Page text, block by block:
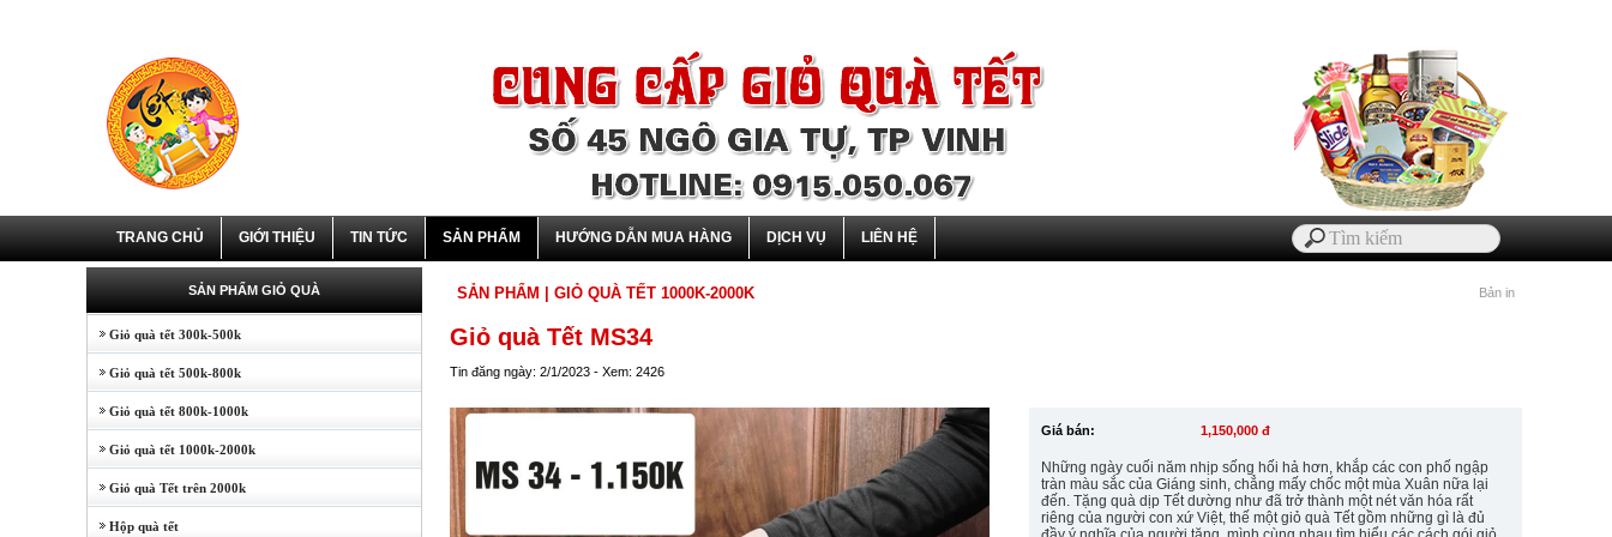
TRANG CHỦ GIỚI THIỆU TIN TỨC SẢN PHẨM HƯỚNG DẪN MUA HÀNG DỊCH VỤ LIÊN HỆ
SẢN PHẨM GIỎ QUÀ
Giỏ quà tết 300k-500k
Giỏ quà tết 500k-800k
Giỏ quà tết 800k-1000k
Giỏ quà tết 1000k-2000k
Giỏ quà Tết trên 2000k
Hộp quà tết
SẢN PHẨM | GIỎ QUÀ TẾT 1000K-2000K Bản in
Giỏ quà Tết MS34
Tin đăng ngày: 2/1/2023 - Xem: 2426
Giá bán: 1,150,000 đ
Những ngày cuối năm nhịp sống hối hả hơn, khắp các con phố ngập
tràn màu sắc của Giáng sinh, chẳng mấy chốc một mùa Xuân nữa lại
đến. Tặng quà dịp Tết dường như đã trở thành một nét văn hóa rất
riêng của người con xứ Việt, thế một giỏ quà Tết gồm những gì là đủ